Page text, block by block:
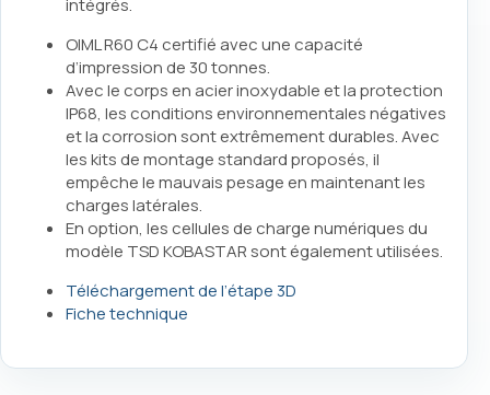
intégrés.
OIML R60 C4 certifié avec une capacité
d’impression de 30 tonnes.
Avec le corps en acier inoxydable et la protection
IP68, les conditions environnementales négatives
et la corrosion sont extrêmement durables. Avec
les kits de montage standard proposés, il
empêche le mauvais pesage en maintenant les
charges latérales.
En option, les cellules de charge numériques du
modèle TSD KOBASTAR sont également utilisées.
Téléchargement de l’étape 3D
Fiche technique